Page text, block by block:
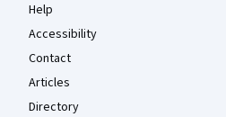
Help
Accessibility
Contact
Articles
Directory